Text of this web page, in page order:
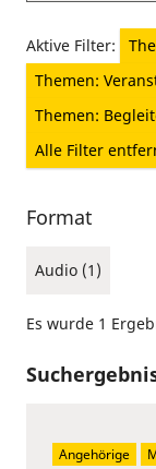
Aktive Filter:
Themen:
Themen:
Alle Filter
Format
Audio (1)
Es wurde 1
Angehörige